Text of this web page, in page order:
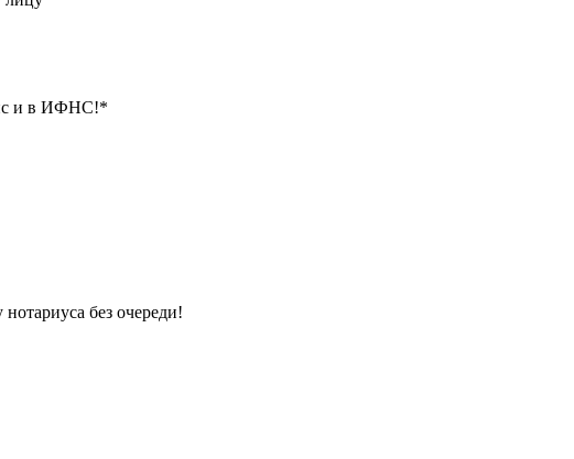
и в ИФНС!*
без очереди!